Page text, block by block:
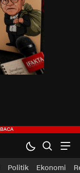
Politik Ekonomi